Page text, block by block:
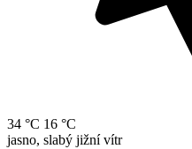
34 °C 16 °C
jasno, slabý jižní vítr